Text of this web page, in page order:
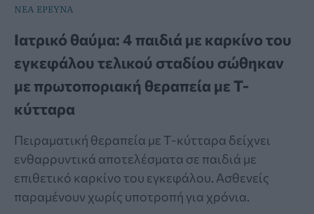
ΝΕΑ ΕΡΕΥΝΑ
Ιατρικό θαύμα: 4 παιδιά με καρκίνο του
εγκεφάλου τελικού σταδίου σώθηκαν
με πρωτοποριακή θεραπεία με Τ-
κύτταρα
Πειραματική θεραπεία με Τ-κύτταρα δείχνει
ενθαρρυντικά αποτελέσματα σε παιδιά με
επιθετικό καρκίνο του εγκεφάλου. Ασθενείς
παραμένουν χωρίς υποτροπή για χρόνια.